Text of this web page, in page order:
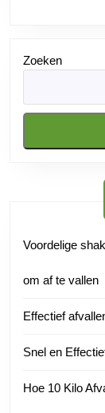
Zoeken
Voordelige
om af te vallen
Effectief
Snel en
Hoe 10 Kilo